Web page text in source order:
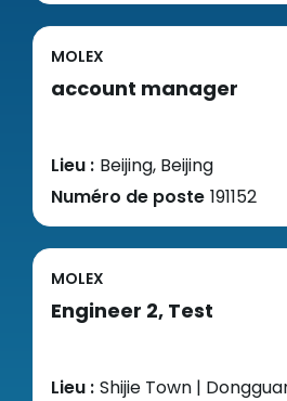
MOLEX
account manager
Lieu : Beijing, Beijing
Numéro de poste 191152
MOLEX
Engineer 2, Test
Lieu : Shijie Town |